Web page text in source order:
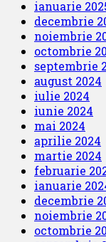
ianuarie
decembrie
noiembrie
octombrie
septembrie
august 2024
iulie 2024
iunie 2024
mai 2024
aprilie 2024
martie 2024
februarie
ianuarie
decembrie
noiembrie
octombrie